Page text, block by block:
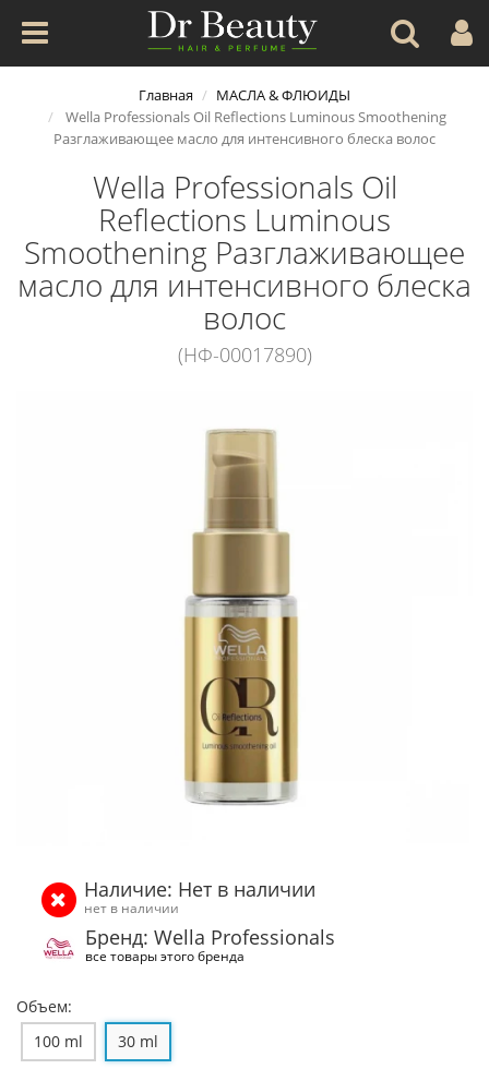
Главная
МАСЛА & ФЛЮИДЫ
Wella Professionals Oil Reflections Luminous Smoothening
Разглаживающее масло для интенсивного блеска волос
Wella Professionals Oil
Reflections Luminous
Smoothening Разглаживающее
масло для интенсивного блеска
волос
(НФ-00017890)
Наличие: Нет в наличии
нет в наличии
Бренд: Wella Professionals
все товары этого бренда
Объем:
100 ml
30 ml